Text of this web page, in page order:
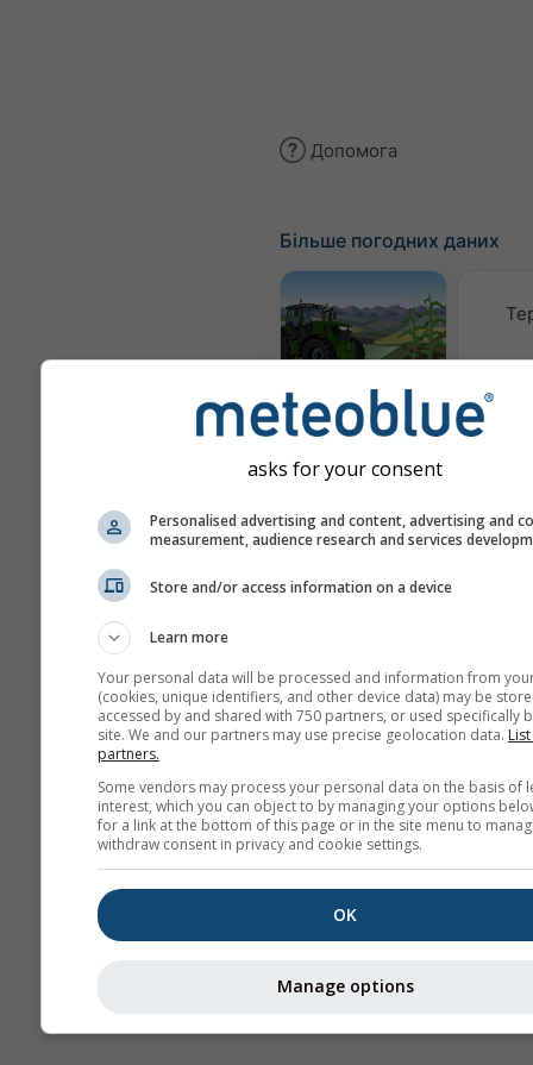
Допомога
Більше погодних даних
Meteogram
AGRO
прогноз
asks for your consent
Personalised advertising and content, advertising and
measurement, audience research and services
Store and/or access information on a device
Learn more
Your personal data will be processed and information from
(cookies, unique identifiers, and other device data) may be
accessed by and shared with 750 partners, or used specifically
site. We and our partners may use precise geolocation data.
partners.
Some vendors may process your personal data on the basis of
interest, which you can object to by managing your options
for a link at the bottom of this page or in the site menu to
withdraw consent in privacy and cookie settings.
OK
Manage options